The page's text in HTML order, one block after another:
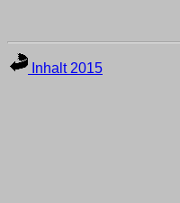
Inhalt 2015